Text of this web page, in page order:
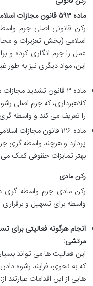
ماده ۵۹۳ قانون مجازات اسلامی (بخش تعزیرات) و مواد مرتبط دیگر:
اسلامی (بخش تعزیرات و
عمل را جرم انگاری کرده و
این، مواد دیگری نیز به طور
ماده ۳ قانون تشدید
کلاهبرداری، که جرم اصلی
را تعریف می کند و واسطه
ماده ۱۲۶ قانون
پردازد و هرچند واسطه گری
بهتر تمایزات حقوقی کمک می
رکن مادی
رکن مادی جرم واسطه گری
واسطه برای تسهیل و
انجام هرگونه فعالیتی برای
مرتشی:
این فعالیت ها می تواند
که به نحوی، فرایند رشوه
هایی از این اقدامات عبارتند از: